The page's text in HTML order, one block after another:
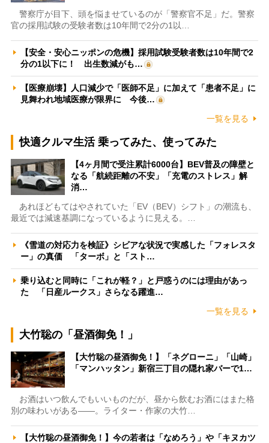
警察庁が目下、頭を悩ませているのが「警察官不足」だ。警察
官の採用試験の受験者数は10年間で2分の1以…
【安全・安心ニッポンの危機】採用試験受験者数は10年間で2
分の1以下に！ 出生数減がも…
【医療崩壊】人口減少で「医師不足」に加えて「患者不足」に
見舞われ地域医療が限界に 今後…
一覧を見る
快適クルマ生活 乗ってみた、使ってみた
【4ヶ月間で受注累計6000台】BEV普及の障壁と
なる「航続距離の不安」「充電のストレス」解
消…
あれほどもてはやされていた「EV（BEV）シフト」の潮流も、
最近では減速基調になっているように見える。…
《雪道の対応力を検証》シビアな状況で実感した「フォレスタ
ー」の真価 「ターボ」と「スト…
乗り込むと同時に「これが軽？」と戸惑うのには理由があっ
た 「日産ルークス」さらなる躍進…
一覧を見る
大竹聡の「昼酒御免！」
【大竹聡の昼酒御免！】「ネグローニ」「山崎」
「マンハッタン」新宿三丁目の隠れ家バーで1…
お酒はいつ飲んでもいいものだが、昼から飲むお酒にはまた格
別の味わいがある――。ライター・作家の大竹…
【大竹聡の昼酒御免！】今の若者は「なめろう」や「キヌカツ